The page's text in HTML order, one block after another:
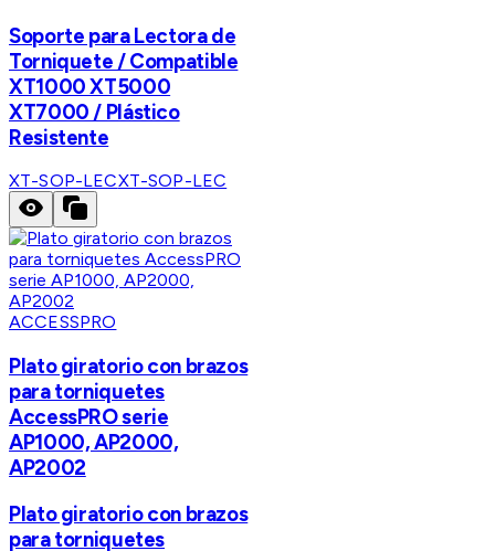
Soporte para Lectora de
Torniquete / Compatible
XT1000 XT5000
XT7000 / Plástico
Resistente
XT-SOP-LECXT-SOP-LEC
ACCESSPRO
Plato giratorio con brazos
para torniquetes
AccessPRO serie
AP1000, AP2000,
AP2002
Plato giratorio con brazos
para torniquetes